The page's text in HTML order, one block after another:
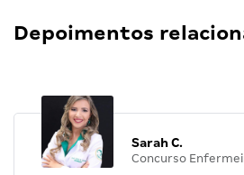
Depoimentos
Sarah C.
Concurso